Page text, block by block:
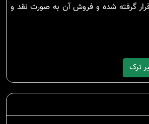
گرفته شده و فروش آن به صورت نقد و
ترک